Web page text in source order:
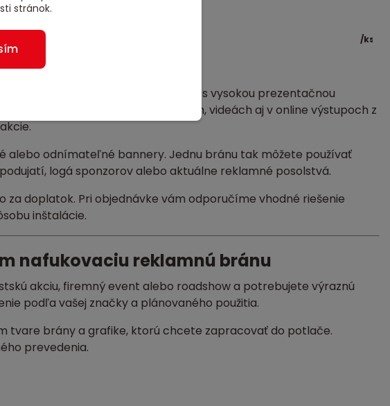
/ks
alebo hranatá reklamná brána
bannery
výrazný brandingový prvok s vysokou prezentačnou
pôsobí veľmi dobre na fotografiách, videách aj v online výstupoch z
alebo odnímateľné bannery. Jednu bránu tak môžete používať
logá sponzorov alebo aktuálne reklamné posolstvá.
doplatok. Pri objednávke vám odporučíme vhodné riešenie
inštalácie.
nafukovaciu reklamnú bránu
akciu, firemný event alebo roadshow a potrebujete výraznú
podľa vašej značky a plánovaného použitia.
tvare brány a grafike, ktorú chcete zapracovať do potlače.
prevedenia.
stránok.